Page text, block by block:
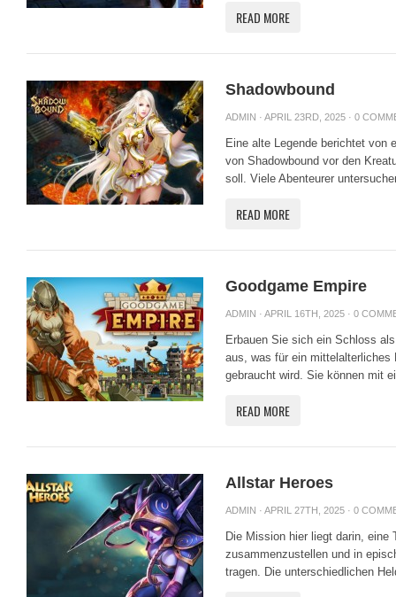
READ MORE
Shadowbound
ADMIN · APRIL 23RD, 2025 · 0
Eine alte Legende berichtet von
von Shadowbound vor den
soll. Viele Abenteurer
READ MORE
Goodgame Empire
ADMIN · APRIL 16TH, 2025 · 0
Erbauen Sie sich ein Schloss
aus, was für ein mittelalterliches
gebraucht wird. Sie können mit
READ MORE
Allstar Heroes
ADMIN · APRIL 27TH, 2025 · 0
Die Mission hier liegt darin, eine
zusammenzustellen und in
tragen. Die unterschiedlichen